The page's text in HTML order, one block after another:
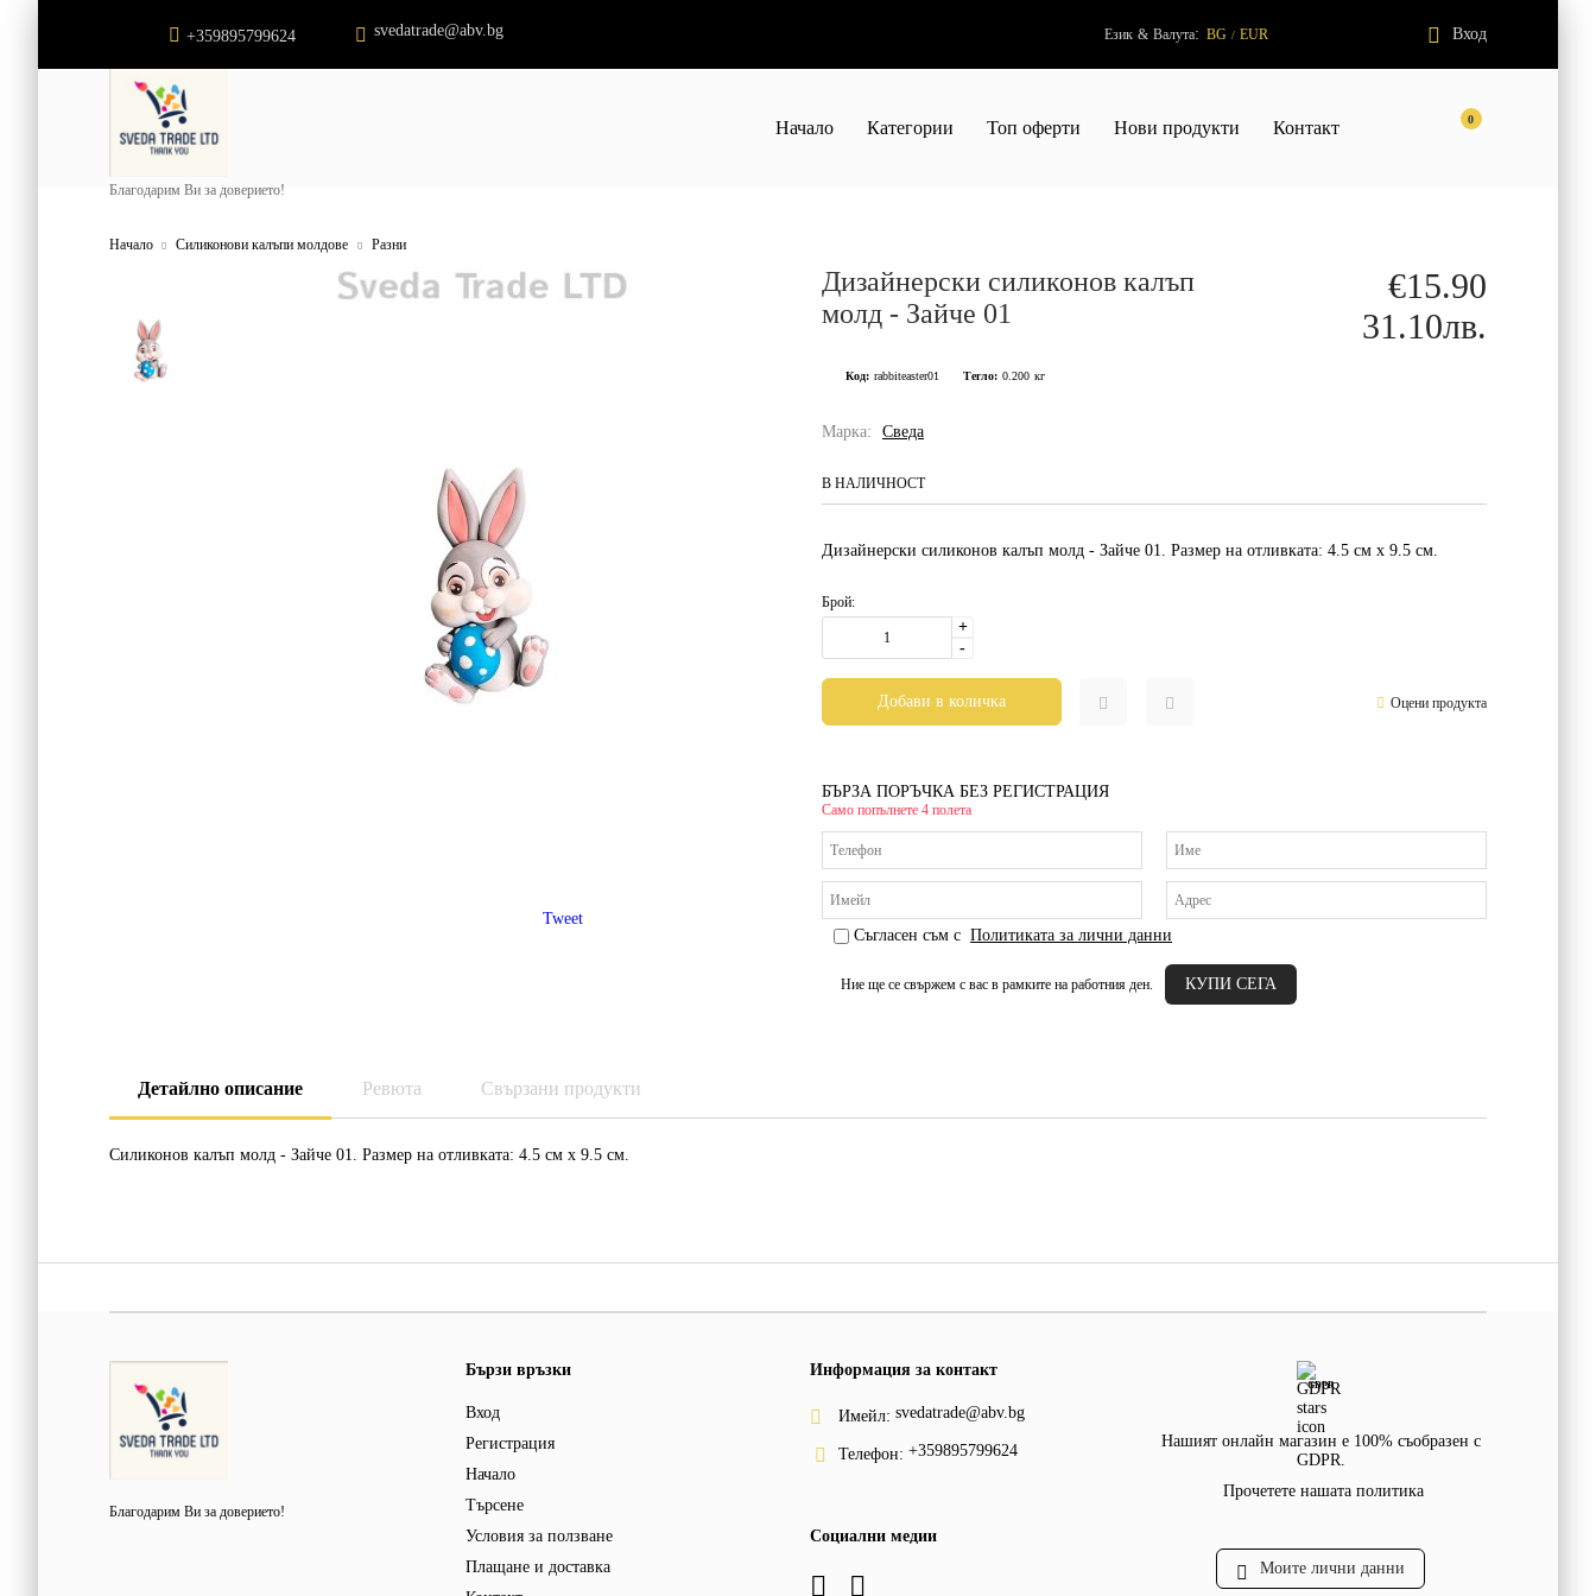
+359895799624 svedatrade@abv.bg Език & Валута: BG / EUR Вход
Благодарим Ви за доверието!
0
Начало Категории Топ оферти Нови продукти Контакт
Начало Силиконови калъпи молдове Разни
Tweet
Дизайнерски силиконов калъп
молд - Зайче 01
€15.90
31.10лв.
Код: rabbiteaster01 Тегло: 0.200 кг
Марка: Сведа
В НАЛИЧНОСТ
Дизайнерски силиконов калъп молд - Зайче 01. Размер на отливката: 4.5 см х 9.5 см.
Брой:
+
-
Оцени продукта
БЪРЗА ПОРЪЧКА БЕЗ РЕГИСТРАЦИЯ
Само попълнете 4 полета
Съгласен съм с Политиката за лични данни
Ние ще се свържем с вас в рамките на работния ден.
Детайлно описание Ревюта Свързани продукти
Силиконов калъп молд - Зайче 01. Размер на отливката: 4.5 см х 9.5 см.
Благодарим Ви за доверието!
Бързи връзки
Вход
Регистрация
Начало
Търсене
Условия за ползване
Плащане и доставка
Информация за контакт
Имейл: svedatrade@abv.bg
Телефон: +359895799624
Социални медии
GDPR
Нашият онлайн магазин е 100% съобразен с
GDPR.
Прочетете нашата политика
Моите лични данни